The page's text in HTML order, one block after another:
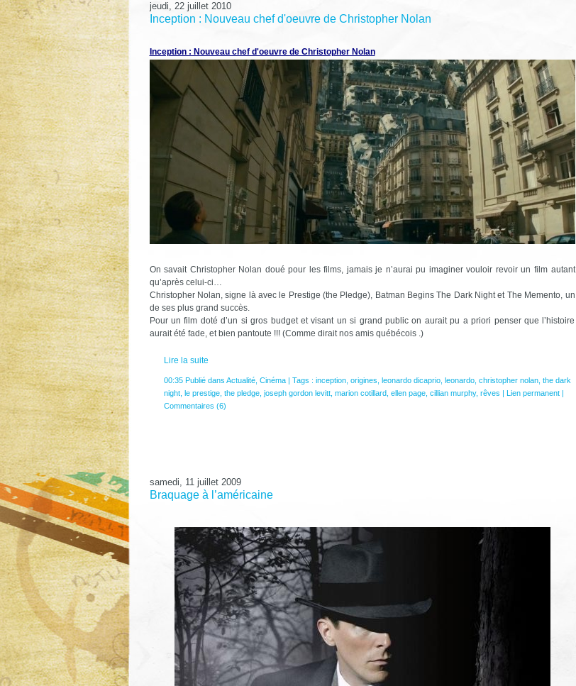
jeudi, 22 juillet 2010
Inception : Nouveau chef d'oeuvre de Christopher Nolan
Inception : Nouveau chef d'oeuvre de Christopher Nolan
On savait Christopher Nolan doué pour les films, jamais je n’aurai pu imaginer vouloir revoir un film autant
qu’après celui-ci…
Christopher Nolan, signe là avec le Prestige (the Pledge), Batman Begins The Dark Night et The Memento, un
de ses plus grand succès.
Pour un film doté d’un si gros budget et visant un si grand public on aurait pu a priori penser que l’histoire
aurait été fade, et bien pantoute !!! (Comme dirait nos amis québécois .)
Lire la suite
00:35 Publié dans Actualité, Cinéma| Tags : inception, origines leonardo dicaprio, leonardo, christopher nolan, the dark
night, le prestige, the pledge, joseph gordon levitt, marion cotillard, ellen page, cillian murphy, rêves | Lien permanent|
Commentaires (6)
samedi, 11 juillet 2009
Braquage à l’américaine